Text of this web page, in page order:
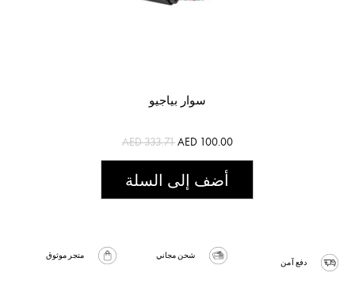
سوار بياجيو
AED 333.71AED 100.00
أضف إلى السلة